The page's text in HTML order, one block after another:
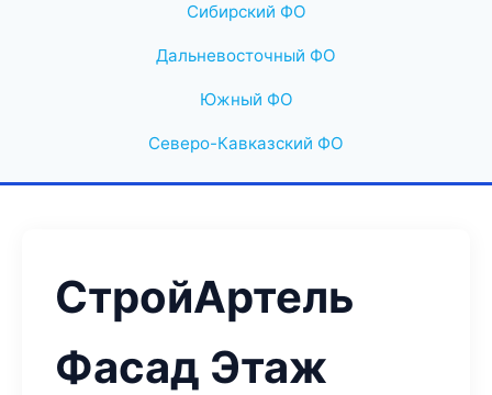
Сибирский ФО
Дальневосточный ФО
Южный ФО
Северо-Кавказский ФО
СтройАртель
Фасад Этаж